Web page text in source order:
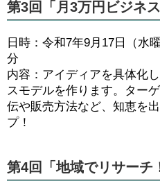
第3回「月3万円ビジネ
日時：令和7年9月17日（水
分
内容：アイディアを具体化
スモデルを作ります。ター
伝や販売方法など、知恵を
プ！
第4回「地域でリサーチ